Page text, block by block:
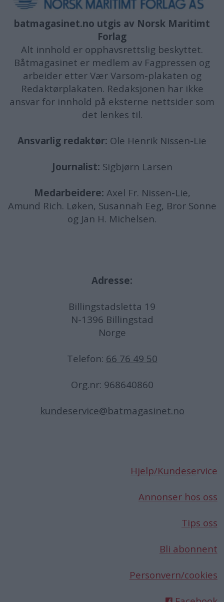
batmagasinet.no utgis av Norsk Maritimt
Forlag
Alt innhold er opphavsrettslig beskyttet.
Båtmagasinet er medlem av Fagpressen og
arbeider etter Vær Varsom-plakaten og
Redaktørplakaten. Redaksjonen har ikke
ansvar for innhold på eksterne nettsider som
det lenkes til.
Ansvarlig redaktør: Ole Henrik Nissen-Lie
Journalist: Sigbjørn Larsen
Medarbeidere: Axel Fr. Nissen-Lie,
Amund Rich. Løken, Susannah Eeg, Bror Sonne
og Jan H. Michelsen.
Adresse:
Billingstadsletta 19
N-1396 Billingstad
Norge
Telefon: 66 76 49 50
Org.nr: 968640860
kundeservice@batmagasinet.no
Hjelp/Kundeservice
Annonser hos oss
Tips oss
Bli abonnent
Personvern/cookies